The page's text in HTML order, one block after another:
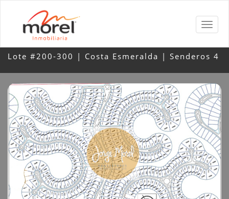
Lote #200-300 | Costa Esmeralda | Senderos 4